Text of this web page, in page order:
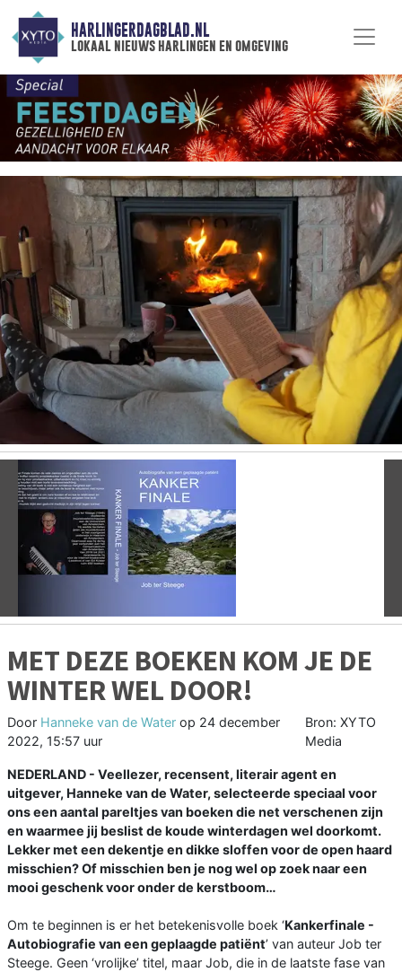
HARLINGERDAGBLAD.NL
lokaal nieuws harlingen en omgeving
Vorige
MET DEZE BOEKEN KOM JE DE
WINTER WEL DOOR!
Door Hanneke van de Water op 24 december
2022, 15:57 uur
Bron: XYTO
Media
NEDERLAND - Veellezer, recensent, literair agent en
uitgever, Hanneke van de Water, selecteerde speciaal voor
ons een aantal pareltjes van boeken die net verschenen zijn
en waarmee jij beslist de koude winterdagen wel doorkomt.
Lekker met een dekentje en dikke sloffen voor de open haard
misschien? Of misschien ben je nog wel op zoek naar een
mooi geschenk voor onder de kerstboom…
Om te beginnen is er het betekenisvolle boek ‘Kankerfinale -
Autobiografie van een geplaagde patiënt’ van auteur Job ter
Steege. Geen ‘vrolijke’ titel, maar Job, die in de laatste fase van